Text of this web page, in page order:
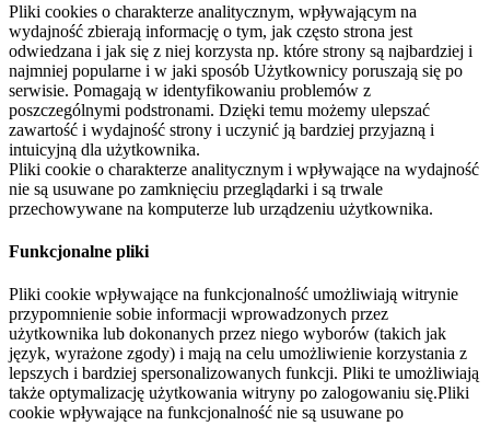
Pliki cookies o charakterze analitycznym, wpływającym na
wydajność zbierają informację o tym, jak często strona jest
odwiedzana i jak się z niej korzysta np. które strony są najbardziej i
najmniej popularne i w jaki sposób Użytkownicy poruszają się po
serwisie. Pomagają w identyfikowaniu problemów z
poszczególnymi podstronami. Dzięki temu możemy ulepszać
zawartość i wydajność strony i uczynić ją bardziej przyjazną i
intuicyjną dla użytkownika.
Pliki cookie o charakterze analitycznym i wpływające na wydajność
nie są usuwane po zamknięciu przeglądarki i są trwale
przechowywane na komputerze lub urządzeniu użytkownika.
Funkcjonalne pliki
Pliki cookie wpływające na funkcjonalność umożliwiają witrynie
przypomnienie sobie informacji wprowadzonych przez
użytkownika lub dokonanych przez niego wyborów (takich jak
język, wyrażone zgody) i mają na celu umożliwienie korzystania z
lepszych i bardziej spersonalizowanych funkcji. Pliki te umożliwiają
także optymalizację użytkowania witryny po zalogowaniu się.Pliki
cookie wpływające na funkcjonalność nie są usuwane po